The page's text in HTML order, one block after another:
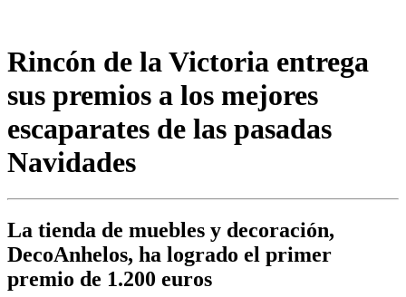
Rincón de la Victoria entrega
sus premios a los mejores
escaparates de las pasadas
Navidades
La tienda de muebles y decoración,
DecoAnhelos, ha logrado el primer
premio de 1.200 euros